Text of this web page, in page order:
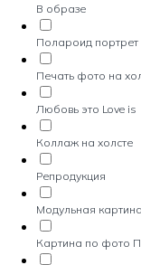
В образе
Полароид портрет
Печать фото на
Любовь это Love is
Коллаж на холсте
Репродукция
Модульная картина
Картина по фото